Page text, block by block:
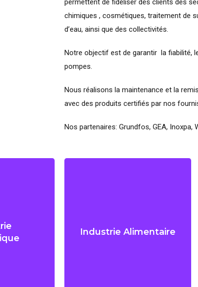
permettent de fidéliser des clients des
chimiques , cosmétiques, traitement de
d’eau, ainsi que des collectivités.
Notre objectif est de garantir la fiabilité,
pompes.
Nous réalisons la maintenance et la
avec des produits certifiés par nos
Nos partenaires: Grundfos, GEA, Inoxpa,
gel
Industrie Alimentaire
Boissons, transformation de